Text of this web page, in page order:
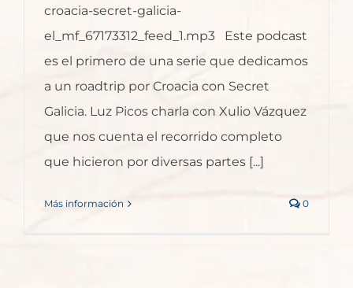
croacia-secret-galicia-
el_mf_67173312_feed_1.mp3 Este podcast
es el primero de una serie que dedicamos
a un roadtrip por Croacia con Secret
Galicia. Luz Picos charla con Xulio Vázquez
que nos cuenta el recorrido completo
que hicieron por diversas partes [...]
Más información 0